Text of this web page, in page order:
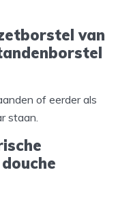
van
of eerder als
staan.